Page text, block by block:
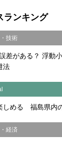
ランキング
技術
差がある？ 浮動
法
しめる 福島県内
経済